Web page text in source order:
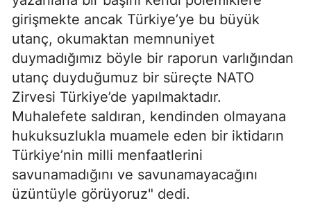
girişmekte ancak Türkiye’ye bu büyük
utanç, okumaktan memnuniyet
duymadığımız böyle bir raporun varlığından
utanç duyduğumuz bir süreçte NATO
Zirvesi Türkiye’de yapılmaktadır.
Muhalefete saldıran, kendinden olmayana
hukuksuzlukla muamele eden bir iktidarın
Türkiye’nin milli menfaatlerini
savunamadığını ve savunamayacağını
üzüntüyle görüyoruz" dedi.